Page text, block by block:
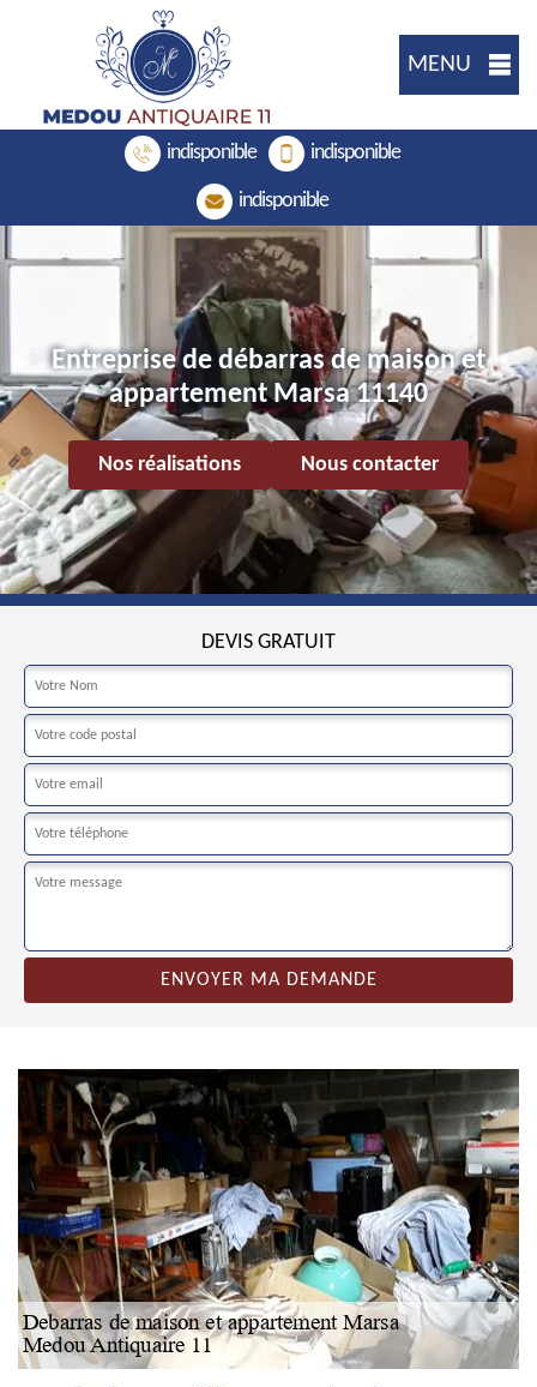
MENU
indisponible indisponible
indisponible
Entreprise de débarras de maison et
appartement Marsa 11140
Nos réalisations Nous contacter
DEVIS GRATUIT